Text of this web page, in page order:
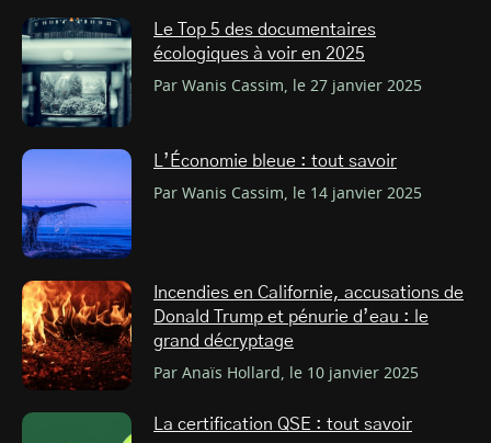
Le Top 5 des documentaires
écologiques à voir en 2025
Par Wanis Cassim, le 27 janvier 2025
L’Économie bleue : tout savoir
Par Wanis Cassim, le 14 janvier 2025
Incendies en Californie, accusations de
Donald Trump et pénurie d’eau : le
grand décryptage
Par Anaïs Hollard, le 10 janvier 2025
La certification QSE : tout savoir